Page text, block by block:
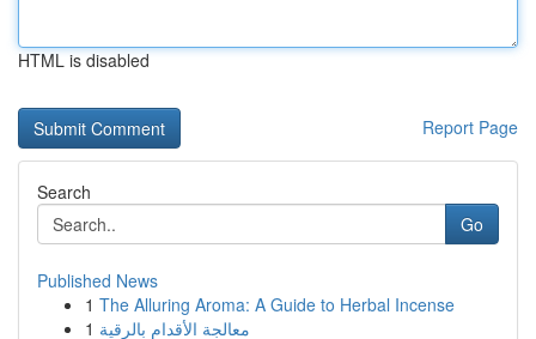
HTML is disabled
Report Page
Search
Go
Published News
1 The Alluring Aroma: A Guide to Herbal Incense
1 معالجة الأقدام بالرقية